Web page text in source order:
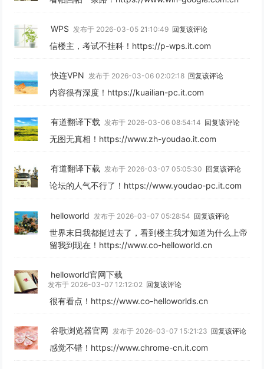
WPS 发布于 2026-03-05 21:10:49 回复该评论
信楼主，考试不挂科！https://p-wps.it.com
快连VPN 发布于 2026-03-06 02:02:18 回复该评论
内容很有深度！https://kuailian-pc.it.com
有道翻译下载 发布于 2026-03-06 08:54:14 回复该评论
无图无真相！https://www.zh-youdao.it.com
有道翻译下载 发布于 2026-03-07 05:05:30 回复该评论
论坛的人气不行了！https://www.youdao-pc.it.com
helloworld 发布于 2026-03-07 05:28:54 回复该评论
世界末日我都挺过去了，看到楼主我才知道为什么上帝
留我到现在！https://www.co-helloworld.cn
helloworld官网下载
发布于 2026-03-07 12:12:02 回复该评论
很有看点！https://www.co-helloworlds.cn
谷歌浏览器官网 发布于 2026-03-07 15:21:23 回复该评论
感觉不错！https://www.chrome-cn.it.com